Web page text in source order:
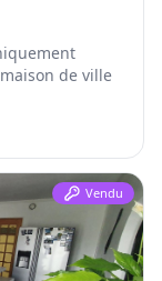
de ville
Vendu